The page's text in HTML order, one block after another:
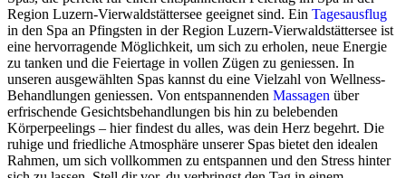
Region Luzern-Vierwaldstättersee geeignet sind. Ein Tagesausflug
in den Spa an Pfingsten in der Region Luzern-Vierwaldstättersee ist
eine hervorragende Möglichkeit, um sich zu erholen, neue Energie
zu tanken und die Feiertage in vollen Zügen zu geniessen. In
unseren ausgewählten Spas kannst du eine Vielzahl von Wellness-
Behandlungen geniessen. Von entspannenden Massagen über
erfrischende Gesichtsbehandlungen bis hin zu belebenden
Körperpeelings – hier findest du alles, was dein Herz begehrt. Die
ruhige und friedliche Atmosphäre unserer Spas bietet den idealen
Rahmen, um sich vollkommen zu entspannen und den Stress hinter